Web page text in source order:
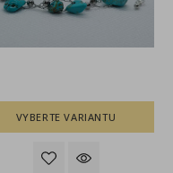
VYBERTE VARIANTU